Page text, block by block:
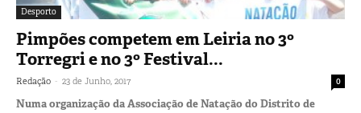
Desporto
Pimpões competem em Leiria no 3º
Torregri e no 3º Festival...
Redação - 23 de Junho, 2017 0
Numa organização da Associação de Natação do Distrito de